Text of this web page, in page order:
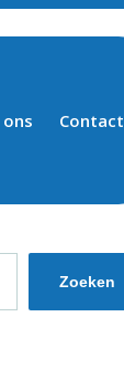
Contact
Zoeken